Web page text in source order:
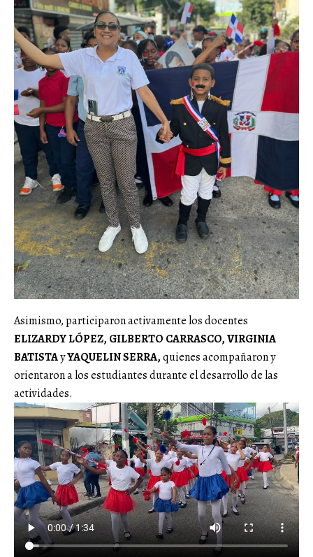
Asimismo, participaron activamente los docentes
ELIZARDY LÓPEZ, GILBERTO CARRASCO,VIRGINIA
BATISTAyYAQUELIN SERRA,quienes acompañaron y
orientaron a los estudiantes durante el desarrollo de las
actividades.